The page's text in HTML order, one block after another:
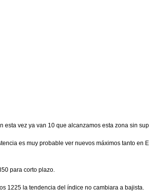
esta vez ya van 10 que alcanzamos esta zona sin
es muy probable ver nuevos máximos tanto en
para corto plazo.
1225 la tendencia del índice no cambiara a bajista.